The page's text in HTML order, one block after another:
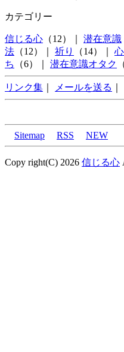
カテゴリー
信じる心 （12）｜ 潜在意識
法 （12）｜ 祈り （14）｜
ち
（6）｜ 潜在意識オタク
リンク集 メールを送る
Sitemap RSS NEW
Copy right(C) 2026 信じる心